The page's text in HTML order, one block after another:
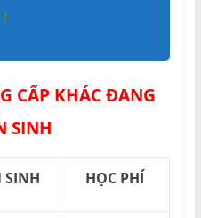
CẤP KHÁC ĐANG
SINH
SINH HỌC PHÍ